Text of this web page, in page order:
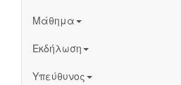
Μάθημα
Εκδήλωση
Υπεύθυνος